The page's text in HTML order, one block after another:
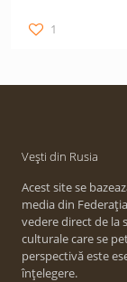
1
Vești din Rusia
Acest site se
media din
vedere direct de la
culturale care se
perspectivă este
înțelegere.